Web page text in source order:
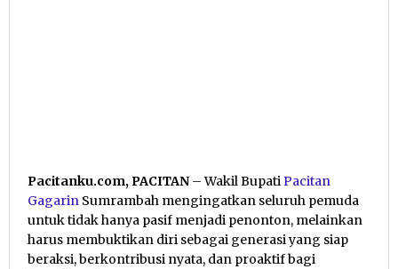
Pacitanku.com, PACITAN – Wakil BupatiPacitan
Gagarin Sumrambah mengingatkan seluruh pemuda
untuk tidak hanya pasif menjadi penonton, melainkan
harus membuktikan diri sebagai generasi yang siap
beraksi, berkontribusi nyata, dan proaktif bagi